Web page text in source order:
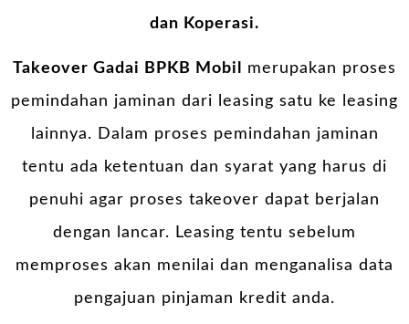
dan Koperasi.
Takeover Gadai BPKB Mobil
merupakan proses
pemindahan jaminan dari leasing satu ke leasing
lainnya. Dalam proses pemindahan jaminan
tentu ada ketentuan dan syarat yang harus di
penuhi agar proses takeover dapat berjalan
dengan lancar. Leasing tentu sebelum
memproses akan menilai dan menganalisa data
pengajuan pinjaman kredit anda.